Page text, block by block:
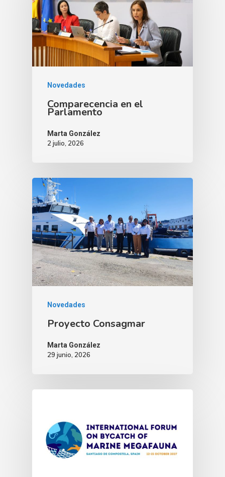
Novedades
Comparecencia en el
Parlamento
Marta González
2 julio, 2026
Novedades
Proyecto Consagmar
Marta González
29 junio, 2026